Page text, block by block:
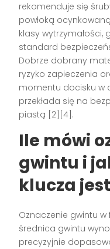
rekomenduje się
powłoką
klasy
standard
Dobrze dobrany
ryzyko zapieczenia
momentu docisku w
przekłada się na
piastą [2][4].
Ile mówi
gwintu i
klucza
Oznaczenie gwintu
średnica gwintu
precyzyjnie